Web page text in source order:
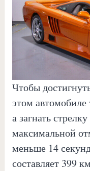
Чтобы
этом автомобиле
а загнать
максимальной
меньше 14
составляет 399